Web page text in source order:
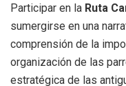
Participar en la Ruta
sumergirse en una
comprensión de la
organización de las
estratégica de las